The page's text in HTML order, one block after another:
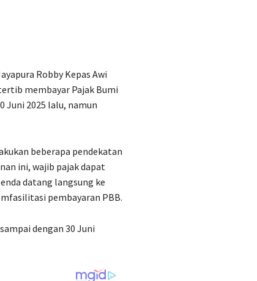
Robby Kepas Awi
membayar Pajak Bumi
Juni 2025 lalu, namun
beberapa pendekatan
ini, wajib pajak dapat
datang langsung ke
pembayaran PBB.
dengan 30 Juni